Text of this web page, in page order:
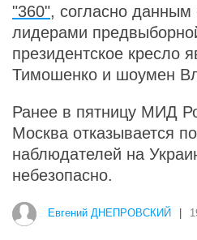
"360", согласно данным
лидерами
президентское кресло
Тимошенко и шоумен
Ранее в пятницу МИД
Москва отказывается
наблюдателей на
небезопасно.
Евгений ДНЕПРОВСКИЙ